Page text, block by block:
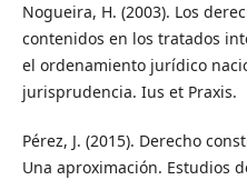
Nogueira, H. (2003). Los
contenidos en los tratados
el ordenamiento jurídico
jurisprudencia. Ius et Praxis.
Pérez, J. (2015). Derecho
Una aproximación. Estudios